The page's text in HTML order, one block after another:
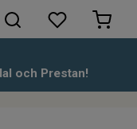
och Prestan!